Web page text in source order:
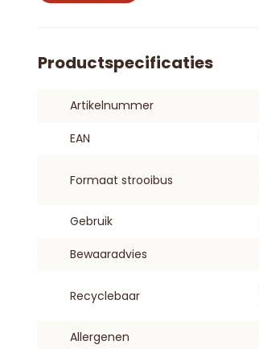
Productspecificaties
Artikelnummer
EAN
Formaat strooibus
Gebruik
Bewaaradvies
Recyclebaar
Allergenen